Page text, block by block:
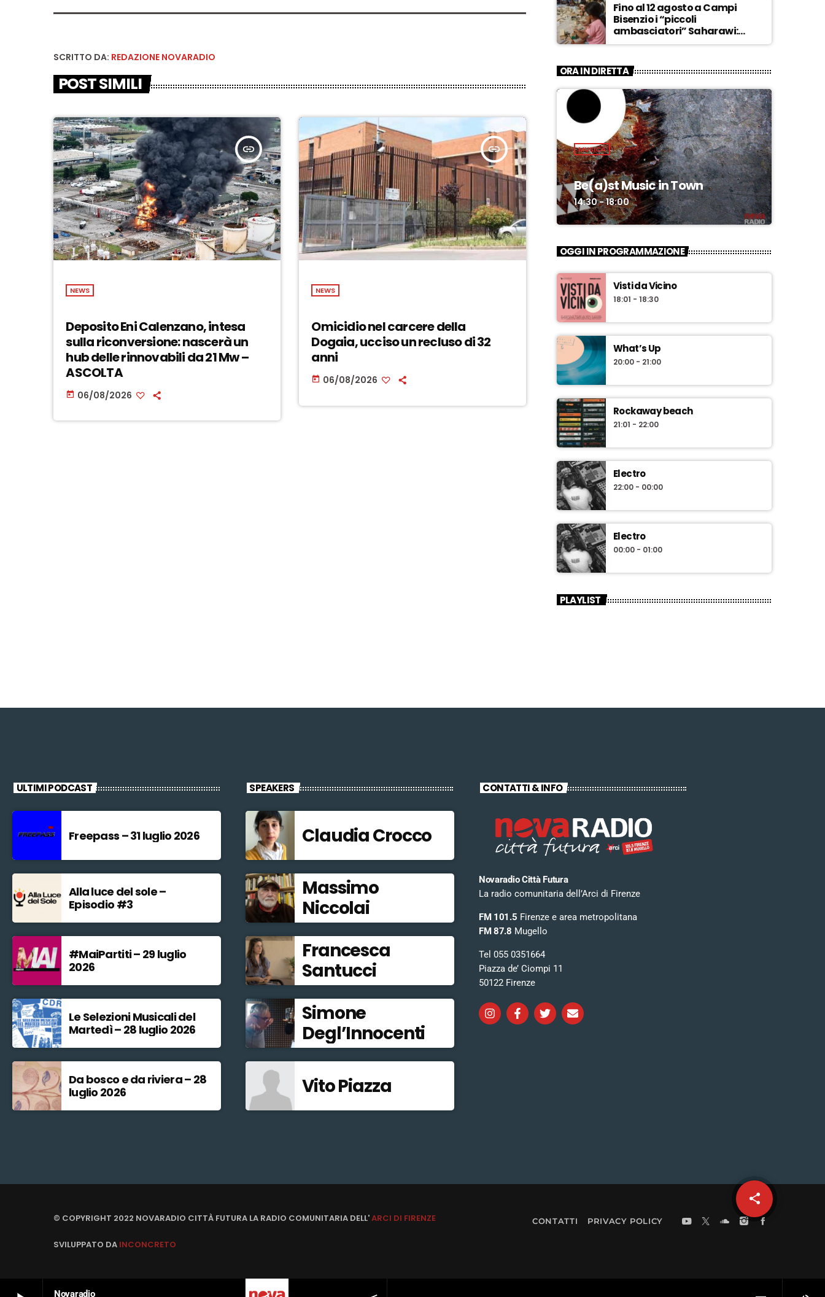
Novaradio
share
email
SCRITTO DA: REDAZIONE NOVARADIO
POST SIMILI
insert_link
NEWS
Deposito Eni Calenzano, intesa
sulla riconversione: nascerà un
hub delle rinnovabili da 21 Mw –
ASCOLTA
today 06/08/2026
insert_link
NEWS
Omicidio nel carcere della
Dogaia, ucciso un recluso di 32
anni
today 06/08/2026
Fino al 12 agosto a Campi
Bisenzio i “piccoli
ambasciatori” Saharawi:
“Sostenere la loro causa,
invadente” – ASCOLTA
ORA IN DIRETTA
MUSICA
Be(a)st Music in Town
14:30 - 18:00
OGGI IN PROGRAMMAZIONE
Visti da Vicino
18:01 - 18:30
What’s Up
20:00 - 21:00
Rockaway beach
21:01 - 22:00
Electro
22:00 - 00:00
Electro
00:00 - 01:00
PLAYLIST
ULTIMI PODCAST
Freepass – 31 luglio 2026
Alla luce del sole –
Episodio #3
#MaiPartiti – 29 luglio
2026
Le Selezioni Musicali del
Martedì – 28 luglio 2026
Da bosco e da riviera – 28
luglio 2026
SPEAKERS
Claudia Crocco
Massimo
Niccolai
Francesca
Santucci
Simone
Degl’Innocenti
Vito Piazza
CONTATTI & INFO
Novaradio Città Futura
La radio comunitaria dell’Arci di Firenze
FM 101.5 Firenze e area metropolitana
FM 87.8 Mugello
Tel 055 0351664
Piazza de’ Ciompi 11
50122 Firenze
© COPYRIGHT 2022 NOVARADIO CITTÀ FUTURA LA RADIO COMUNITARIA DELL'ARCI DI FIRENZE
SVILUPPATO DA INCONCRETO
CONTATTI PRIVACY POLICY